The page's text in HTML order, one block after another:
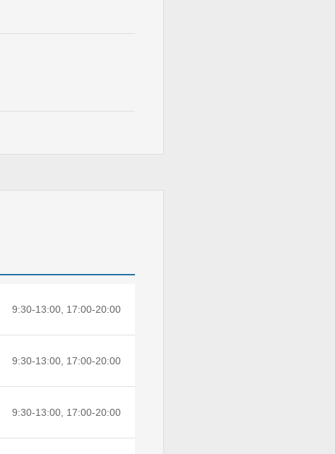
9:30-13:00, 17:00-20:00
9:30-13:00, 17:00-20:00
9:30-13:00, 17:00-20:00